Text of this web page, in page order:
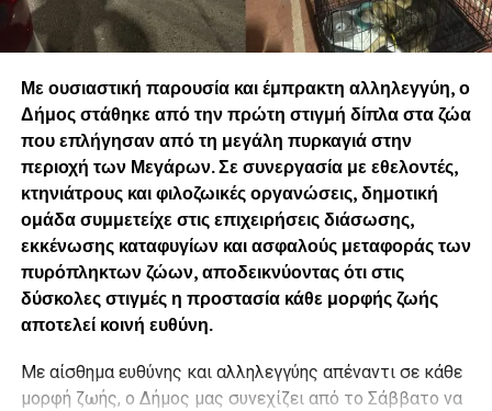
.
.
106’ (GR SUBS)
22:40 | La Haine /Το Μίσος, Mathieu Kassovitz – 98’ (GR
Προπώληση εισιτηρίων:more.com
Με ουσιαστική παρουσία και έμπρακτη αλληλεγγύη, ο
Δήμος στάθηκε από την πρώτη στιγμή δίπλα στα ζώα
που επλήγησαν από τη μεγάλη πυρκαγιά στην
περιοχή των Μεγάρων. Σε συνεργασία με εθελοντές,
κτηνιάτρους και φιλοζωικές οργανώσεις, δημοτική
ομάδα συμμετείχε στις επιχειρήσεις διάσωσης,
εκκένωσης καταφυγίων και ασφαλούς μεταφοράς των
πυρόπληκτων ζώων, αποδεικνύοντας ότι στις
δύσκολες στιγμές η προστασία κάθε μορφής ζωής
αποτελεί κοινή ευθύνη.
Με αίσθημα ευθύνης και αλληλεγγύης απέναντι σε κάθε
μορφή ζωής, ο Δήμος μας συνεχίζει από το Σάββατο να